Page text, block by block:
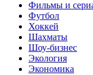
Фильмы и
Футбол
Хоккей
Шахматы
Шоу-бизнес
Экология
Экономика